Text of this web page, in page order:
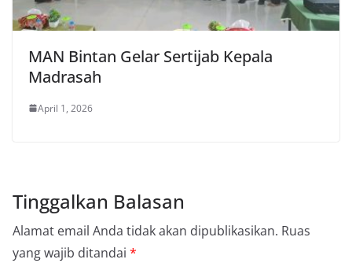
MAN Bintan Gelar Sertijab Kepala
Madrasah
April 1, 2026
Tinggalkan Balasan
Alamat email Anda tidak akan dipublikasikan. Ruas
yang wajib ditandai *